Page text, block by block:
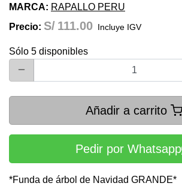
MARCA: RAPALLO PERU
Precio: S/ 111.00 Incluye IGV
Sólo 5 disponibles
Añadir a carrito
Pedir por Whatsapp
*Funda de árbol de Navidad GRANDE*